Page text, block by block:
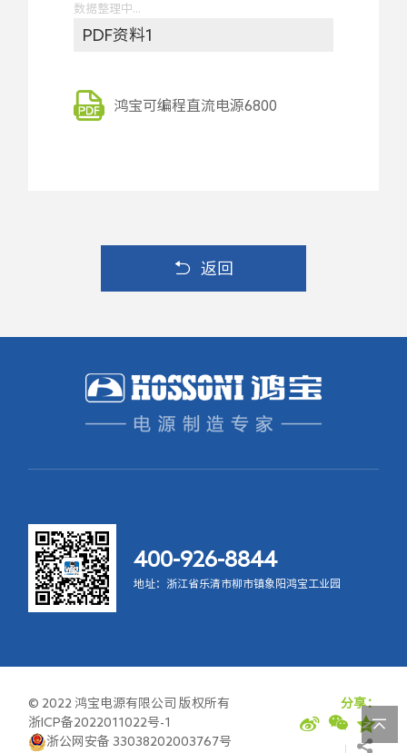
数据整理中...
PDF资料1
鸿宝可编程直流电源6800
返回
400-926-8844
地址：浙江省乐清市柳市镇象阳鸿宝工业园
© 2022 鸿宝电源有限公司 版权所有
浙ICP备2022011022号-1
浙公网安备 33038202003767号
分享：